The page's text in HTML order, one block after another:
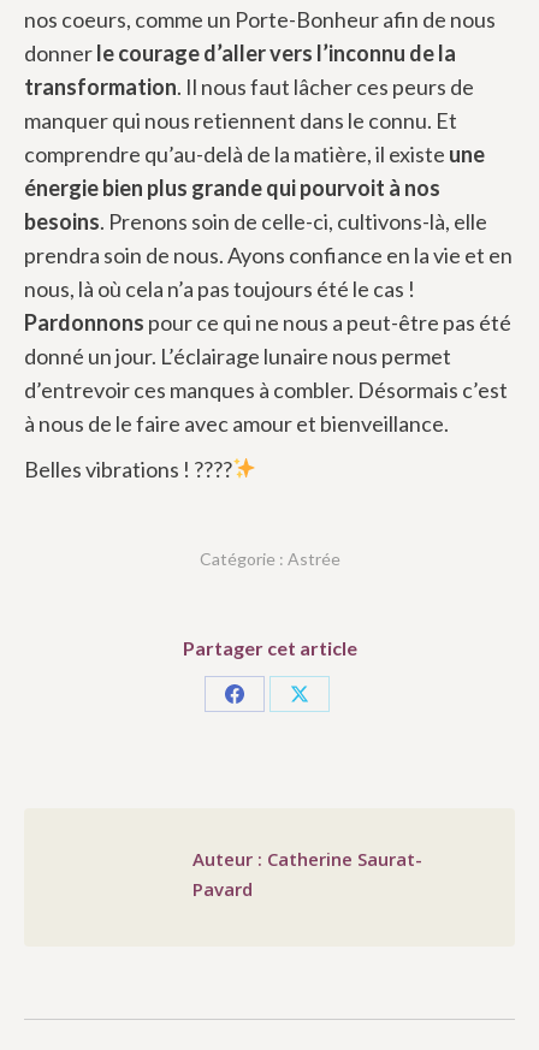
nos coeurs, comme un Porte-Bonheur afin de nous
donnerle courage d’aller vers l’inconnu de la
transformation. Il nous faut lâcher ces peurs de
manquer qui nous retiennent dans le connu. Et
comprendre qu’au-delà de la matière, il existe une
énergie bien plus grande qui pourvoit à nos
besoins. Prenons soin de celle-ci, cultivons-là, elle
prendra soin de nous. Ayons confiance en la vie et en
nous, là où cela n’a pas toujours été le cas !
Pardonnons pour ce qui ne nous a peut-être pas été
donné un jour. L’éclairage lunaire nous permet
d’entrevoir ces manques à combler. Désormais c’est
à nous de le faire avec amour et bienveillance.
Belles vibrations ! ????
Catégorie : Astrée
Partager cet article
PartagerPartager
Auteur : Catherine Saurat-
Pavard